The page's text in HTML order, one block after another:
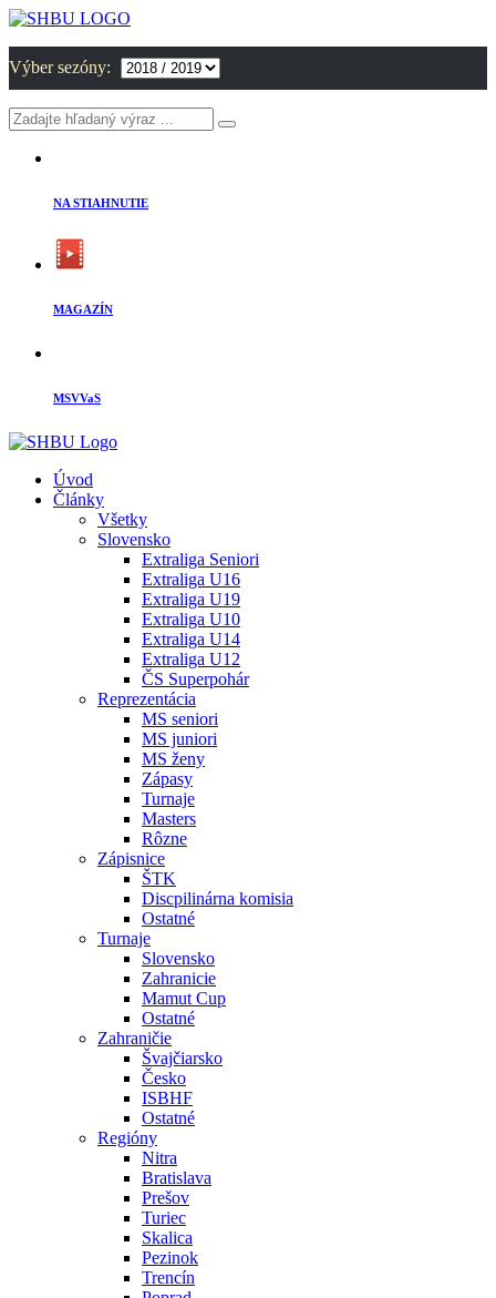
Výber sezóny:
NA STIAHNUTIE
MAGAZÍN
MSVVaS
Úvod
Články
Všetky
Slovensko
Extraliga Seniori
Extraliga U16
Extraliga U19
Extraliga U10
Extraliga U14
Extraliga U12
ČS Superpohár
Reprezentácia
MS seniori
MS juniori
MS ženy
Zápasy
Turnaje
Masters
Rôzne
Zápisnice
ŠTK
Discpilinárna komisia
Ostatné
Turnaje
Slovensko
Zahranicie
Mamut Cup
Ostatné
Zahraničie
Švajčiarsko
Česko
ISBHF
Ostatné
Regióny
Nitra
Bratislava
Prešov
Turiec
Skalica
Pezinok
Trencín